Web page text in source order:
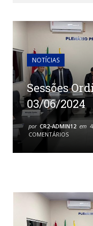
NOTÍCIAS
Sessões
03/06/2024
por CR2-ADMIN12 em
COMENTÁRIOS